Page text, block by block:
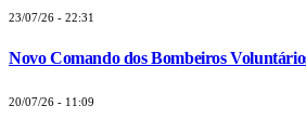
23/07/26 - 22:31
Novo Comando dos Bombeiros
20/07/26 - 11:09